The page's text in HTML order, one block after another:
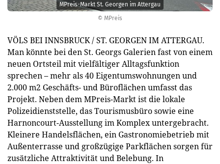
© MPreis
MPreis-Markt St. Georgen im Attergau
VÖLS BEI INNSBRUCK / ST. GEORGEN IM ATTERGAU.
Man könnte bei den St. Georgs Galerien fast von einem
neuen Ortsteil mit vielfältiger Alltagsfunktion
sprechen – mehr als 40 Eigentumswohnungen und
2.000 m2 Geschäfts- und Büroflächen umfasst das
Projekt. Neben dem MPreis-Markt ist die lokale
Polizeidienststelle, das Tourismusbüro sowie eine
Harnoncourt-Ausstellung im Komplex untergebracht.
Kleinere Handelsflächen, ein Gastronomiebetrieb mit
Außenterrasse und großzügige Parkflächen sorgen für
zusätzliche Attraktivität und Belebung. In